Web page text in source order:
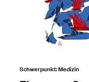
Schwerpunkt: Medizin